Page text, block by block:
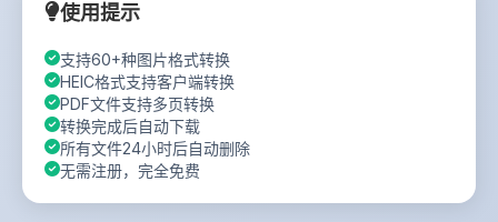
使用提示
支持60+种图片格式转换
HEIC格式支持客户端转换
PDF文件支持多页转换
转换完成后自动下载
所有文件24小时后自动删除
无需注册，完全免费